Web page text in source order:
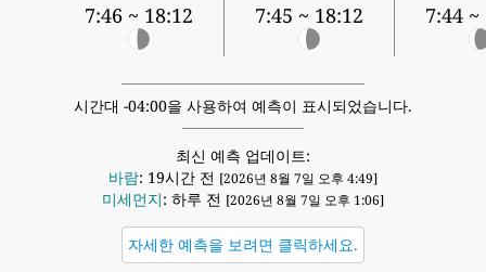
7:46 ~ 18:12 7:45 ~ 18:12 7:44 ~
시간대 -04:00을 사용하여 예측이 표시되었습니다.
최신 예측 업데이트:
바람: 19시간 전 [2026년 8월 7일 오후 4:49]
미세먼지: 하루 전 [2026년 8월 7일 오후 1:06]
자세한 예측을 보려면 클릭하세요.